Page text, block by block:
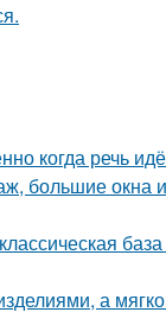
когда речь
большие окна
база
а